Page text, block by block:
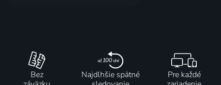
Bez
Najdlhšie spätné
Pre každé